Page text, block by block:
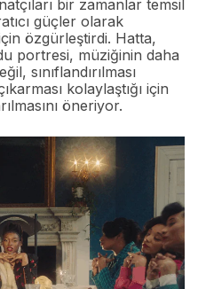
bir zamanlar temsil
güçler olarak
özgürleştirdi. Hatta,
portresi, müziğinin daha
sınıflandırılması
kolaylaştığı için
öneriyor.